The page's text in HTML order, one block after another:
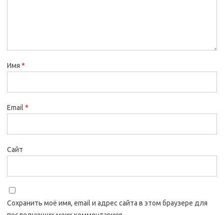
Имя *
Email *
Сайт
Сохранить моё имя, email и адрес сайта в этом браузере для